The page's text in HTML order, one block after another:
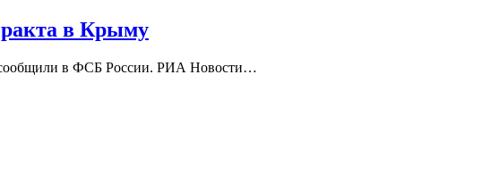
в Крыму
сообщили в ФСБ России. РИА Новости…